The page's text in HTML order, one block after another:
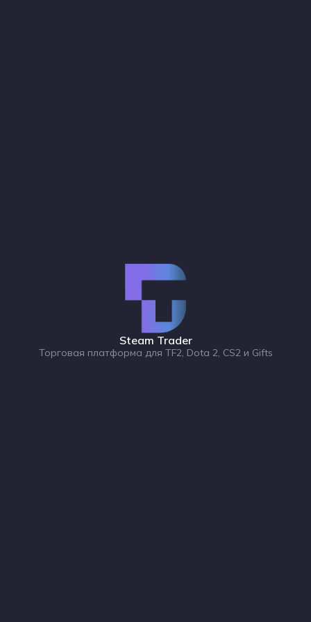
Steam Trader
Торговая платформа для TF2, Dota 2, CS2 и Gifts